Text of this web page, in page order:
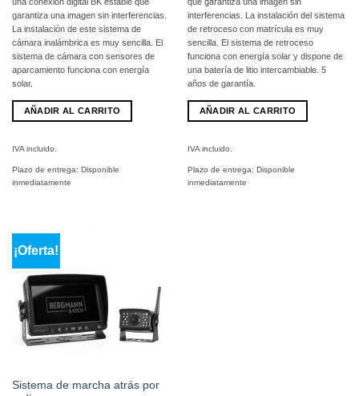
garantiza una imagen sin interferencias.
La instalación de este sistema de
cámara inalámbrica es muy sencilla. El
sistema de cámara con sensores de
aparcamiento funciona con energía
solar.
AÑADIR AL CARRITO
IVA incluido.
Plazo de entrega: Disponible
inmediatamente
interferencias. La instalación del sistema
de retroceso con matrícula es muy
sencilla. El sistema de retroceso
funciona con energía solar y dispone de
una batería de litio intercambiable. 5
años de garantía.
AÑADIR AL CARRITO
IVA incluido.
Plazo de entrega: Disponible
inmediatamente
¡Oferta!
Sistema de marcha atrás por